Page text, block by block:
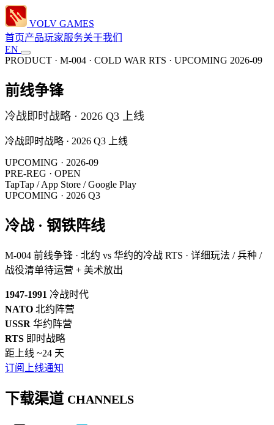
VOLV GAMES
首页产品玩家服务关于我们
EN
PRODUCT · M-004 · COLD WAR RTS · UPCOMING 2026-09
前线争锋
冷战即时战略 · 2026 Q3 上线
冷战即时战略 · 2026 Q3 上线
UPCOMING · 2026-09
PRE-REG · OPEN
TapTap / App Store / Google Play
UPCOMING · 2026 Q3
冷战 · 钢铁阵线
M-004 前线争锋 · 北约 vs 华约的冷战 RTS · 详细玩法 / 兵种 /
战役清单待运营 + 美术放出
1947-1991 冷战时代
NATO 北约阵营
USSR 华约阵营
RTS 即时战略
距上线 ~24 天
订阅上线通知
下载渠道 CHANNELS